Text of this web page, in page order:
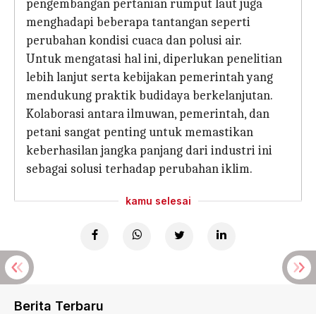
pengembangan pertanian rumput laut juga
menghadapi beberapa tantangan seperti
perubahan kondisi cuaca dan polusi air.
Untuk mengatasi hal ini, diperlukan penelitian
lebih lanjut serta kebijakan pemerintah yang
mendukung praktik budidaya berkelanjutan.
Kolaborasi antara ilmuwan, pemerintah, dan
petani sangat penting untuk memastikan
keberhasilan jangka panjang dari industri ini
sebagai solusi terhadap perubahan iklim.
kamu selesai
Berita Terbaru